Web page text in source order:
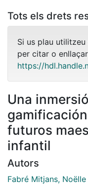
Tots els drets
Si us plau
per citar o
https://
Una
futuros
infantil
Autors
Fabré Mitjans, Noëlle